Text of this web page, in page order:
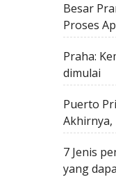
Besar
Proses
Praha:
dimulai
Puerto
7 Jenis
yang